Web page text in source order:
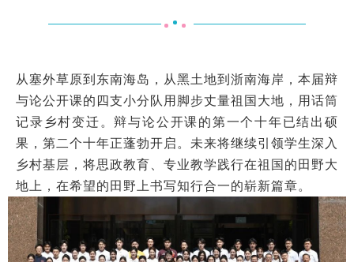
从塞外草原到东南海岛，从黑土地到浙南海岸，本届辩
与论公开课的四支小分队用脚步丈量祖国大地，用话筒
记录乡村变迁。辩与论公开课的第一个十年已结出硕
果，第二个十年正蓬勃开启。未来将继续引领学生深入
乡村基层，将思政教育、专业教学践行在祖国的田野大
地上，在希望的田野上书写知行合一的崭新篇章。